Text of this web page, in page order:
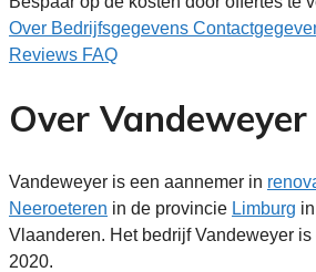
Over Bedrijfsgegevens
Reviews FAQ
Over Vandeweyer
Vandeweyer is een aannemer in
Neeroeteren in de provincie Limburg
Vlaanderen. Het bedrijf Vandeweyer
2020.